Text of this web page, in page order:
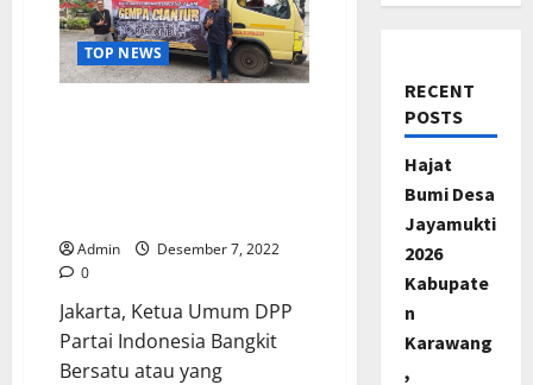
TOP NEWS
Admin
Desember 7, 2022
0
Jakarta, Ketua Umum DPP
Partai Indonesia Bangkit
Bersatu atau yang
RECENT
POSTS
Hajat
Bumi Desa
Jayamukti
2026
Kabupate
n
Karawang
,